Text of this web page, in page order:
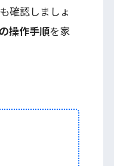
確認しましょ
操作手順を家